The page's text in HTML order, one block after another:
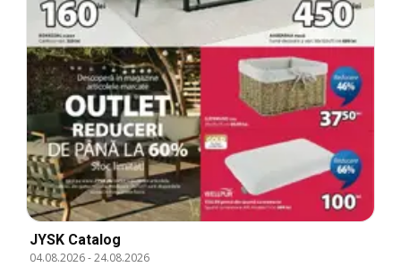
JYSK Catalog
04.08.2026-24.08.2026